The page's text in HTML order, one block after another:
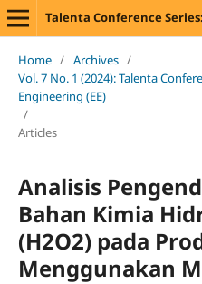
Talenta Conference
Home / Archives /
Vol. 7 No. 1 (2024): Talenta
Engineering (EE)
/
Articles
Analisis
Bahan Kimia
(H2O2) pada
Menggunakan